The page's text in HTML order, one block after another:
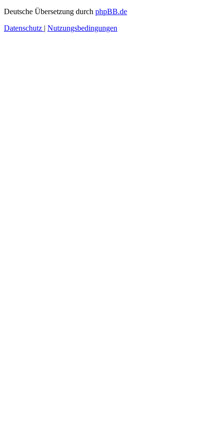
Deutsche Übersetzung durch phpBB.de
Datenschutz
Nutzungsbedingungen